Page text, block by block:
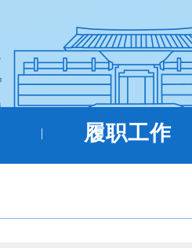
| 履职工作